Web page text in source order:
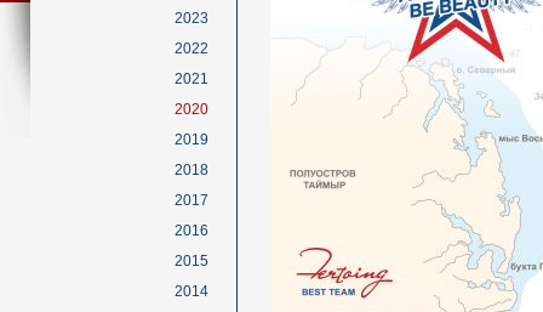
2023
2022
2021
2020
2019
2018
2017
2016
2015
2014